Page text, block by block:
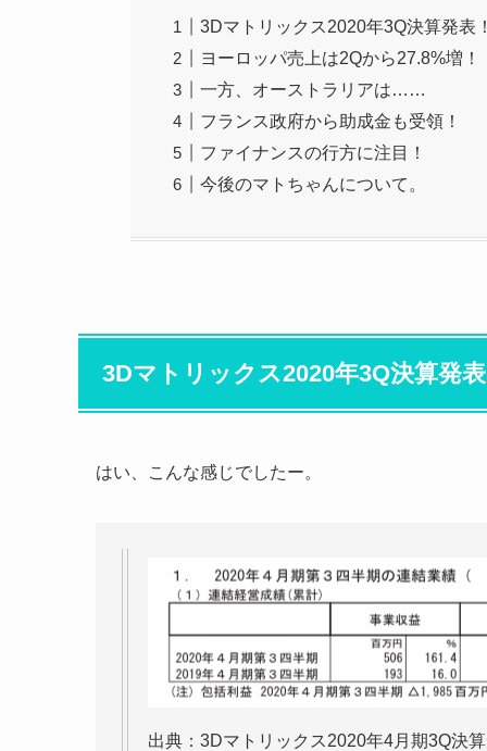
3Dマトリックス2020年3Q決算発表
ヨーロッパ売上は2Qから27.8%増！
一方、オーストラリアは……
フランス政府から助成金も受領！
ファイナンスの行方に注目！
今後のマトちゃんについて。
3Dマトリックス2020年3Q決算発
はい、こんな感じでしたー。
出典：3Dマトリックス2020年4月期3Q決